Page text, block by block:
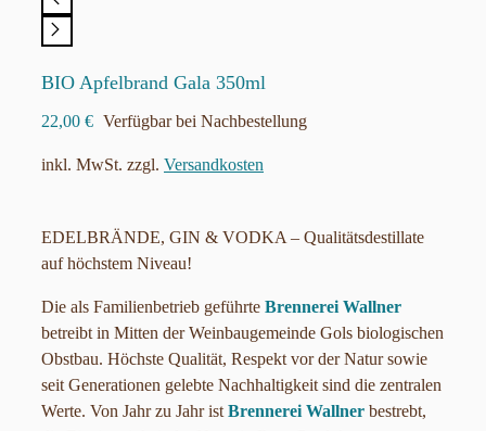
BIO Apfelbrand Gala 350ml
22,00 € Verfügbar bei Nachbestellung
inkl. MwSt. zzgl. Versandkosten
EDELBRÄNDE, GIN & VODKA – Qualitätsdestillate
auf höchstem Niveau!
Die als Familienbetrieb geführte Brennerei Wallner
betreibt in Mitten der Weinbaugemeinde Gols biologischen
Obstbau. Höchste Qualität, Respekt vor der Natur sowie
seit Generationen gelebte Nachhaltigkeit sind die zentralen
Werte. Von Jahr zu Jahr ist Brennerei Wallner bestrebt,